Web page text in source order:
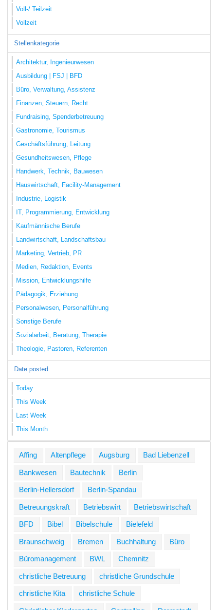
Voll-/ Teilzeit
Vollzeit
Stellenkategorie
Architektur, Ingenieurwesen
Ausbildung | FSJ | BFD
Büro, Verwaltung, Assistenz
Finanzen, Steuern, Recht
Fundraising, Spenderbetreuung
Gastronomie, Tourismus
Geschäftsführung, Leitung
Gesundheitswesen, Pflege
Handwerk, Technik, Bauwesen
Hauswirtschaft, Facility-Management
Industrie, Logistik
IT, Programmierung, Entwicklung
Kaufmännische Berufe
Landwirtschaft, Landschaftsbau
Marketing, Vertrieb, PR
Medien, Redaktion, Events
Mission, Entwicklungshilfe
Pädagogik, Erziehung
Personalwesen, Personalführung
Sonstige Berufe
Sozialarbeit, Beratung, Therapie
Theologie, Pastoren, Referenten
Date posted
Today
This Week
Last Week
This Month
Affing Altenpflege Augsburg Bad Liebenzell
Bankwesen Bautechnik Berlin
Berlin-Hellersdorf Berlin-Spandau
Betreuungskraft Betriebswirt Betriebswirtschaft
BFD Bibel Bibelschule Bielefeld
Braunschweig Bremen Buchhaltung Büro
Büromanagement BWL Chemnitz
christliche Betreuung christliche Grundschule
christliche Kita christliche Schule